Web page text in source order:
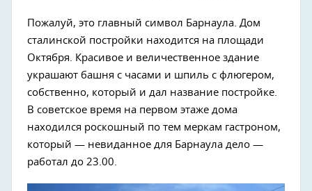
Пожалуй, это главный символ Барнаула. Дом
сталинской постройки находится на площади
Октября. Красивое и величественное здание
украшают башня с часами и шпиль с флюгером,
собственно, который и дал название постройке.
В советское время на первом этаже дома
находился роскошный по тем меркам гастроном,
который — невиданное для Барнаула дело —
работал до 23.00.